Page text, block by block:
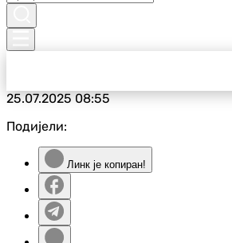
25.07.202508:55
Подијели:
Линк је копиран!